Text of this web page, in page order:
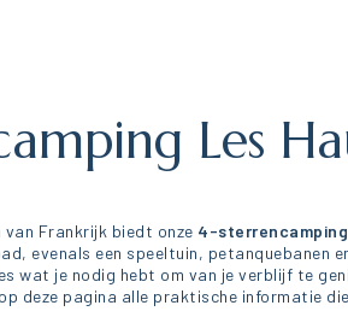
Les
Frankrijk biedt onze 4-sterrencamping
evenals een speeltuin, petanquebanen
je nodig hebt om van je verblijf te
deze pagina alle praktische informatie